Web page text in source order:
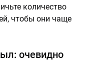
количество
чтобы они чаще
очевидно